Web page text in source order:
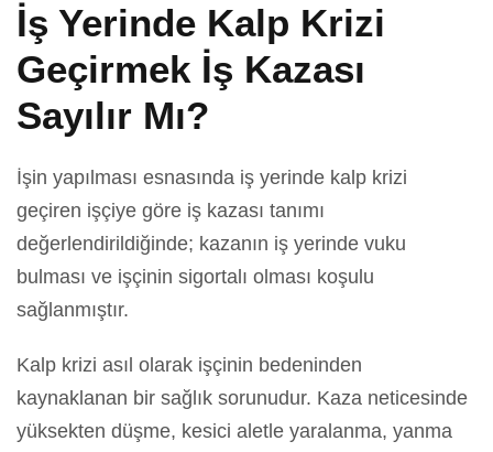
İş Yerinde Kalp Krizi
Geçirmek İş Kazası
Sayılır Mı?
İşin yapılması esnasında iş yerinde kalp krizi
geçiren işçiye göre iş kazası tanımı
değerlendirildiğinde; kazanın iş yerinde vuku
bulması ve işçinin sigortalı olması koşulu
sağlanmıştır.
Kalp krizi asıl olarak işçinin bedeninden
kaynaklanan bir sağlık sorunudur. Kaza neticesinde
yüksekten düşme, kesici aletle yaralanma, yanma